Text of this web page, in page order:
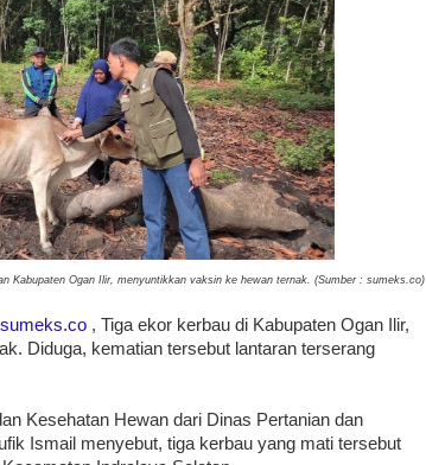
Kabupaten Ogan Ilir, menyuntikkan vaksin ke hewan ternak. (Sumber : sumeks.co)
sumeks.co , Tiga ekor kerbau di Kabupaten Ogan Ilir,
Diduga, kematian tersebut lantaran terserang
Kesehatan Hewan dari Dinas Pertanian dan
Ismail menyebut, tiga kerbau yang mati tersebut